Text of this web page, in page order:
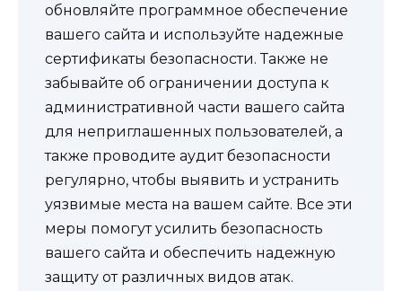
обновляйте программное обеспечение
вашего сайта и используйте надежные
сертификаты безопасности. Также не
забывайте об ограничении доступа к
административной части вашего сайта
для неприглашенных пользователей, а
также проводите аудит безопасности
регулярно, чтобы выявить и устранить
уязвимые места на вашем сайте. Все эти
меры помогут усилить безопасность
вашего сайта и обеспечить надежную
защиту от различных видов атак.